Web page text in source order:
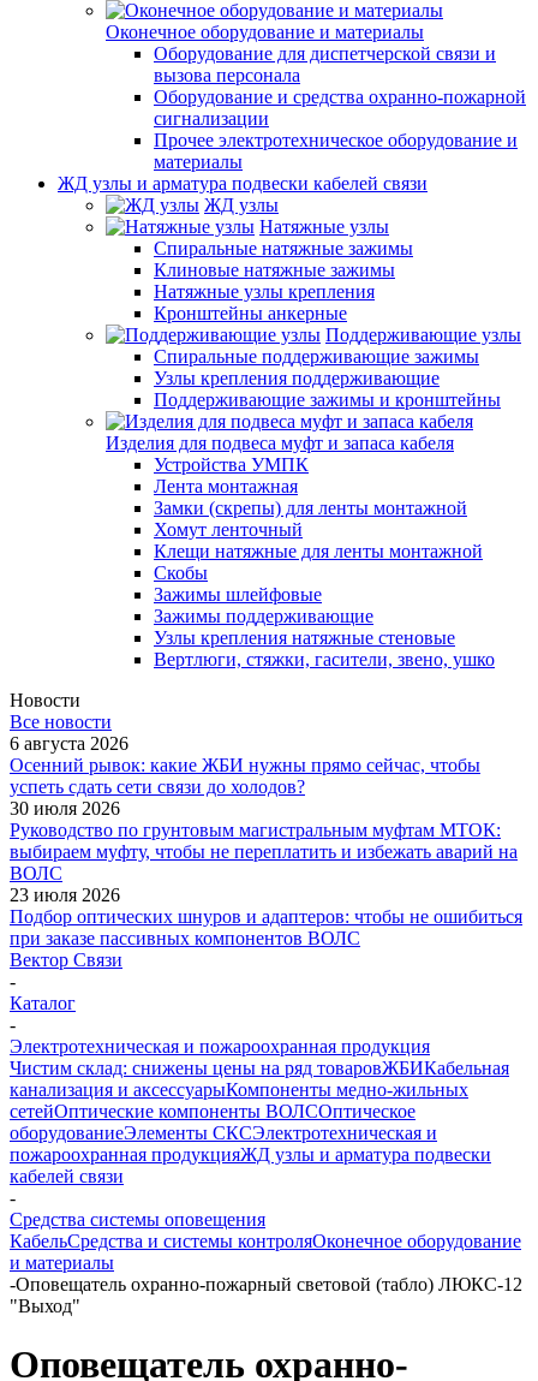
Оконечное оборудование и материалы
Оборудование для диспетчерской связи и
вызова персонала
Оборудование и средства охранно-пожарной
сигнализации
Прочее электротехническое оборудование и
материалы
ЖД узлы и арматура подвески кабелей связи
ЖД узлы
Натяжные узлы
Спиральные натяжные зажимы
Клиновые натяжные зажимы
Натяжные узлы крепления
Кронштейны анкерные
Поддерживающие узлы
Спиральные поддерживающие зажимы
Узлы крепления поддерживающие
Поддерживающие зажимы и кронштейны
Изделия для подвеса муфт и запаса кабеля
Устройства УМПК
Лента монтажная
Замки (скрепы) для ленты монтажной
Хомут ленточный
Клещи натяжные для ленты монтажной
Скобы
Зажимы шлейфовые
Зажимы поддерживающие
Узлы крепления натяжные стеновые
Вертлюги, стяжки, гасители, звено, ушко
Новости
Все новости
6 августа 2026
Осенний рывок: какие ЖБИ нужны прямо сейчас, чтобы
успеть сдать сети связи до холодов?
30 июля 2026
Руководство по грунтовым магистральным муфтам МТОК:
выбираем муфту, чтобы не переплатить и избежать аварий на
ВОЛС
23 июля 2026
Подбор оптических шнуров и адаптеров: чтобы не ошибиться
при заказе пассивных компонентов ВОЛС
Вектор Связи
-
Каталог
-
Электротехническая и пожароохранная продукция
Чистим склад: снижены цены на ряд товаровЖБИКабельная
канализация и аксессуарыКомпоненты медно-жильных
сетейОптические компоненты ВОЛСОптическое
оборудованиеЭлементы СКСЭлектротехническая и
пожароохранная продукцияЖД узлы и арматура подвески
кабелей связи
-
Средства системы оповещения
КабельСредства и системы контроляОконечное оборудование
и материалы
-Оповещатель охранно-пожарный световой (табло) ЛЮКС-12
"Выход"
Оповещатель охранно-